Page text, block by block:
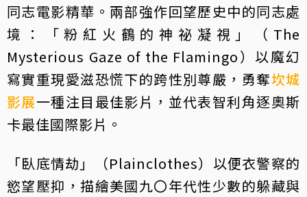
同志電影精華。兩部強作回望歷史中的同志處
境：「粉紅火鶴的神祕凝視」（The
Mysterious Gaze of the Flamingo）以魔幻
寫實重現愛滋恐慌下的跨性別尊嚴，勇奪坎城
影展一種注目最佳影片，並代表智利角逐奧斯
卡最佳國際影片。
「臥底情劫」（Plainclothes）以便衣警察的
慾望壓抑，描繪美國九〇年代性少數的躲藏與